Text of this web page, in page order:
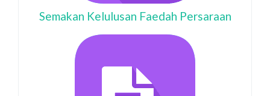
Semakan Kelulusan Faedah Persaraan